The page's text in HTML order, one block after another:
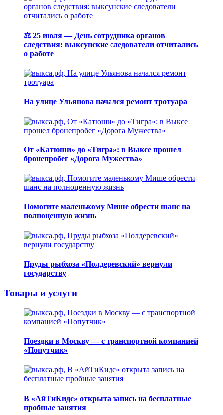
⚖️ 25 июля — День сотрудника органов
следствия: выксунские следователи отчитались
о работе
На улице Ульянова начался ремонт тротуара
От «Катюши» до «Тигра»: в Выксе прошел
бронепробег «Дорога Мужества»
Помогите маленькому Мише обрести шанс на
полноценную жизнь
Пруды рыбхоза «Полдеревский» вернули
государству
Товары и услуги
Поездки в Москву — с транспортной компанией
«Попутчик»
В «АйТиКидс» открыта запись на бесплатные
пробные занятия